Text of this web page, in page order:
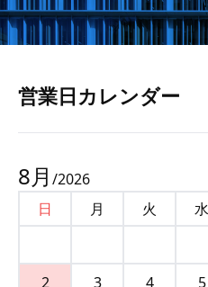
営業⽇カレンダー
8月 /2026
日
月 火 水
2
3 4 5